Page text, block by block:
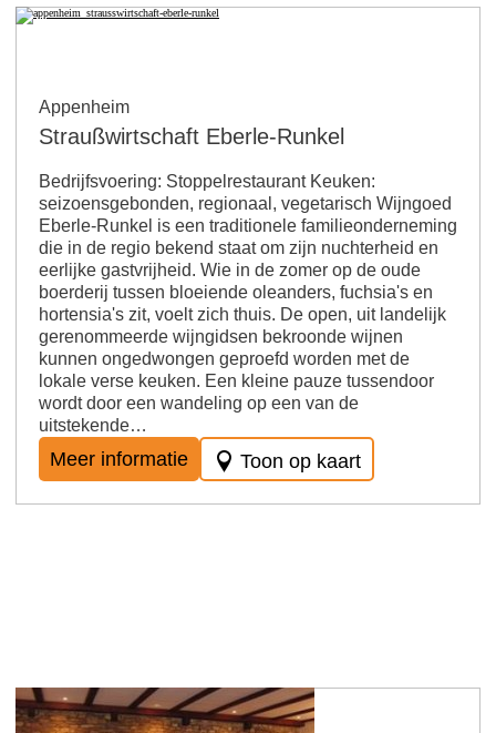
Appenheim
Straußwirtschaft Eberle-Runkel
Bedrijfsvoering: Stoppelrestaurant Keuken:
seizoensgebonden, regionaal, vegetarisch Wijngoed
Eberle-Runkel is een traditionele familieonderneming
die in de regio bekend staat om zijn nuchterheid en
eerlijke gastvrijheid. Wie in de zomer op de oude
boerderij tussen bloeiende oleanders, fuchsia's en
hortensia's zit, voelt zich thuis. De open, uit landelijk
gerenommeerde wijngidsen bekroonde wijnen
kunnen ongedwongen geproefd worden met de
lokale verse keuken. Een kleine pauze tussendoor
wordt door een wandeling op een van de
uitstekende…
Meer informatie Toon op kaart